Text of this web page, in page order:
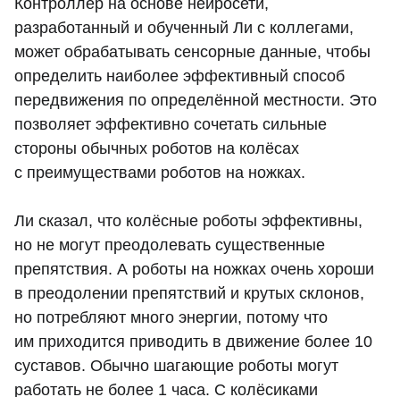
Контроллер на основе нейросети,
разработанный и обученный Ли с коллегами,
может обрабатывать сенсорные данные, чтобы
определить наиболее эффективный способ
передвижения по определённой местности. Это
позволяет эффективно сочетать сильные
стороны обычных роботов на колёсах
с преимуществами роботов на ножках.
Ли сказал, что колёсные роботы эффективны,
но не могут преодолевать существенные
препятствия. А роботы на ножках очень хороши
в преодолении препятствий и крутых склонов,
но потребляют много энергии, потому что
им приходится приводить в движение более 10
суставов. Обычно шагающие роботы могут
работать не более 1 часа. С колёсиками